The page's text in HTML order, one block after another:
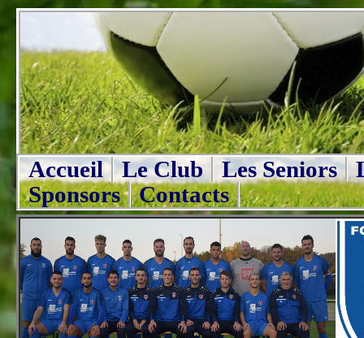
Accueil Le Club Les Seniors
Sponsors
Contacts